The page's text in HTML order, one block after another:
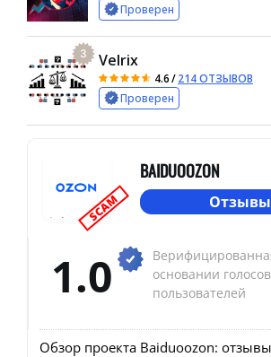
Проверен
3 Velrix
4.6/214 ОТЗЫВОВ
Проверен
SCAM
BAIDUOOZON
Отзывы
1.0
основании голосов
пользователей
Обзор проекта Baiduoozon: